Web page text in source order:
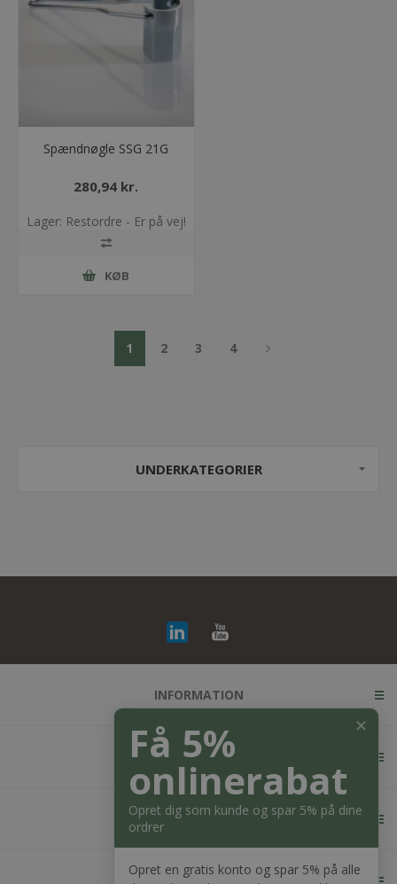
Spændnøgle SSG 21G
280,94 kr.
Lager: Restordre - Er på vej!
KØB
1 2 3 4
UNDERKATEGORIER
INFORMATION
KUNDESERVICE
MIN KONTO
✕
Få 5%
onlinerabat
Opret dig som kunde og spar 5% på dine
ordrer
Opret en gratis konto og spar 5% på alle